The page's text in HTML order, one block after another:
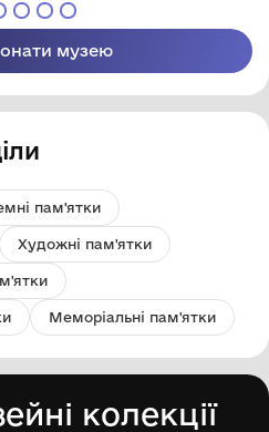
музею
пам'ятки
Художні пам'ятки
Меморіальні пам'ятки
колекції